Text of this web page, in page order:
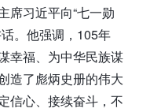
席习近平向“七一勋
。他强调，105年
幸福、为中华民族谋
造了彪炳史册的伟大
信心、接续奋斗，不